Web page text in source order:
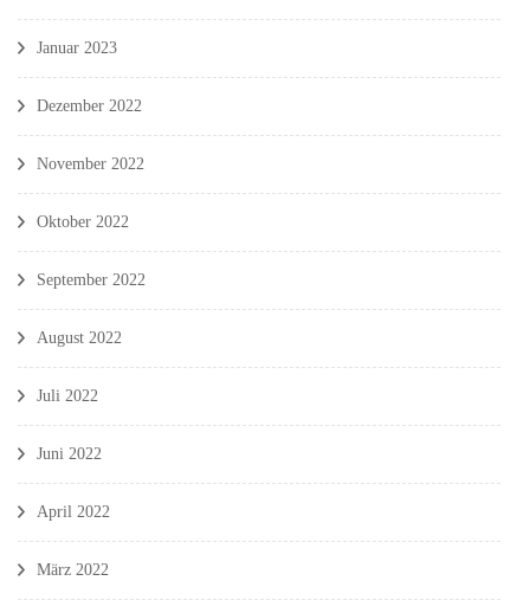
Januar 2023
Dezember 2022
November 2022
Oktober 2022
September 2022
August 2022
Juli 2022
Juni 2022
April 2022
März 2022